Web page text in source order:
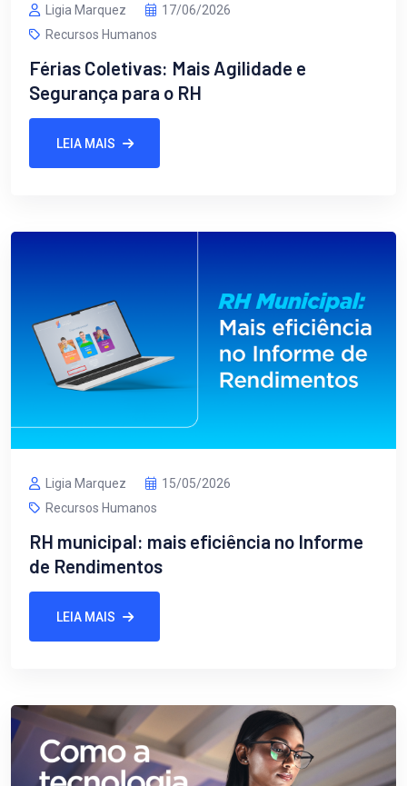
Ligia Marquez
17/06/2026
Recursos Humanos
Férias Coletivas: Mais Agilidade e
Segurança para o RH
LEIA MAIS
Ligia Marquez
15/05/2026
Recursos Humanos
RH municipal: mais eficiência no Informe
de Rendimentos
LEIA MAIS